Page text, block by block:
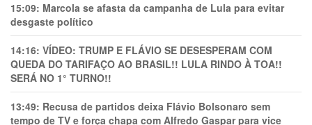
15:09: Marcola se afasta da campanha de Lula para evitar
desgaste político
14:16: VÍDEO: TRUMP E FLÁVIO SE DESESPERAM COM
QUEDA DO TARIFAÇO AO BRASIL!! LULA RINDO À TOA!!
SERÁ NO 1° TURNO!!
13:49: Recusa de partidos deixa Flávio Bolsonaro sem
tempo de TV e força chapa com Alfredo Gaspar para vice